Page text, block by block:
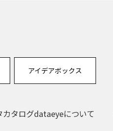
アイデアボックス
タログdataeyeについて